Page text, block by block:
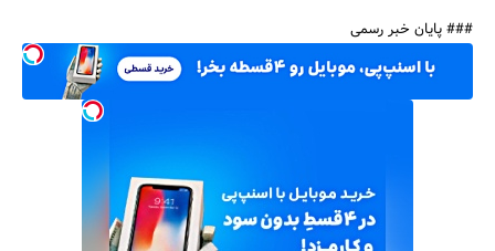
### پایان خبر رسمی